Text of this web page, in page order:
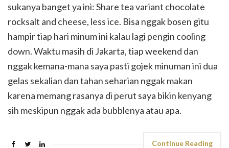
sukanya banget ya ini: Share tea variant chocolate
rocksalt and cheese, less ice. Bisa nggak bosen gitu
hampir tiap hari minum ini kalau lagi pengin cooling
down. Waktu masih di Jakarta, tiap weekend dan
nggak kemana-mana saya pasti gojek minuman ini dua
gelas sekalian dan tahan seharian nggak makan
karena memang rasanya di perut saya bikin kenyang
sih meskipun nggak ada bubblenya atau apa.
Continue Reading